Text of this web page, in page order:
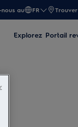
au FR
Explorez Portail